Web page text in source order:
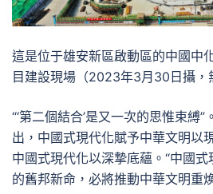
這是位于雄安新區啟動區的中國中
目建設現場（2023年3月30日攝，
“‘第二個結合’是又一次的思惟束縛
出，中國式現代化賦予中華文明以
中國式現代化以深摯底蘊。“中國
的舊邦新命，必將推動中華文明重